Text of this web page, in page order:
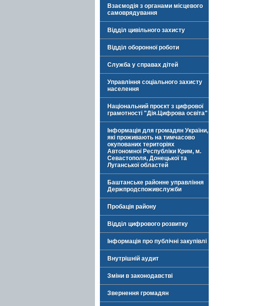
Взаємодія з органами місцевого
самоврядування
Відділ цивільного захисту
Відділ оборонної роботи
Служба у справах дітей
Управління соціального захисту
населення
Національний проєкт з цифрової
грамотності "Дія.Цифрова освіта"
Інформація для громадян України,
які проживають на тимчасово
окупованих територіях
Автономної Республіки Крим, м.
Севастополя, Донецької та
Луганської областей
Баштанське районне управління
Держпродспоживслужби
Пробація району
Відділ цифрового розвитку
Інформація про публічні закупівлі
Внутрішній аудит
Зміни в законодавстві
Звернення громадян